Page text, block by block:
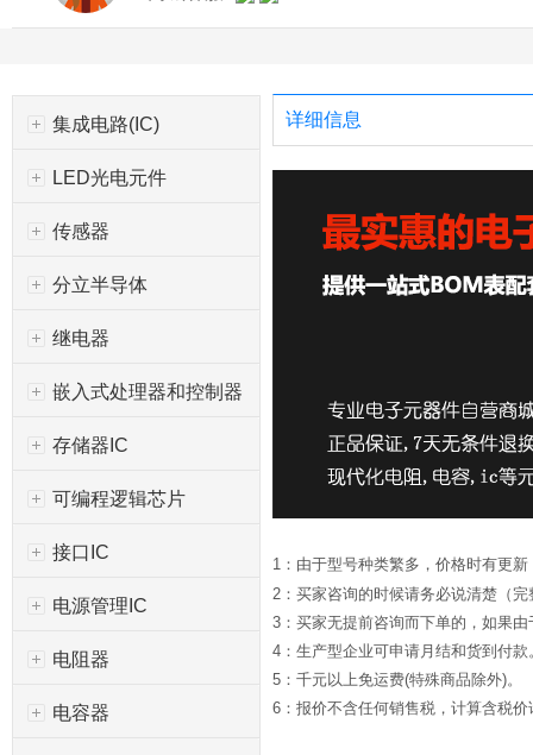
集成电路(IC)
LED光电元件
传感器
分立半导体
继电器
嵌入式处理器和控制器
存储器IC
可编程逻辑芯片
接口IC
电源管理IC
电阻器
电容器
详细信息
1：由于型号种类繁多，价格时有更
2：买家咨询的时候请务必说清楚（
3：买家无提前咨询而下单的，如果
4：生产型企业可申请月结和货到付款
5：千元以上免运费(特殊商品除外)。
6：报价不含任何销售税，计算含税价